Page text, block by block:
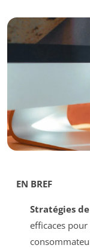
EN BREF
Stratégies
efficaces